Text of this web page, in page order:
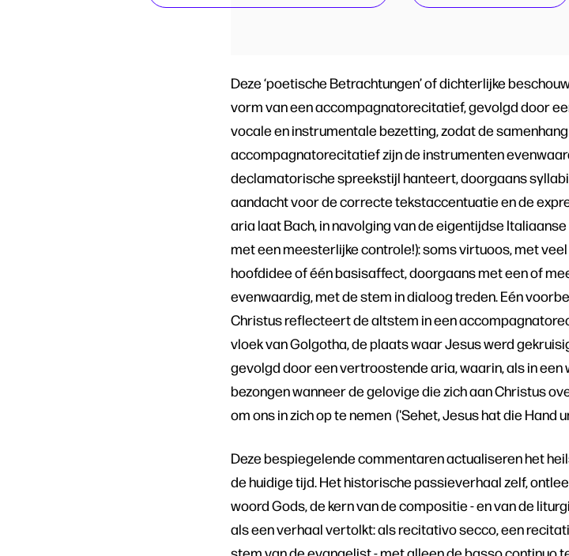
Deze ‘poetische Betrachtungen’ of dichterlijke
vorm van een accompagnatorecitatief, gevolgd door
vocale en instrumentale bezetting, zodat de
accompagnatorecitatief zijn de instrumenten
declamatorische spreekstijl hanteert, doorgaans
aandacht voor de correcte tekstaccentuatie en de
aria laat Bach, in navolging van de eigentijdse
met een meesterlijke controle!): soms virtuoos, met
hoofdidee of één basisaffect, doorgaans met een of
evenwaardig, met de stem in dialoog treden. Eén
Christus reflecteert de altstem in een
vloek van Golgotha, de plaats waar Jesus werd
gevolgd door een vertroostende aria, waarin, als in
bezongen wanneer de gelovige die zich aan Christus
om ons in zich op te nemen ('Sehet, Jesus hat die Hand
Deze bespiegelende commentaren actualiseren het
de huidige tijd. Het historische passieverhaal zelf,
woord Gods, de kern van de compositie - en van de
als een verhaal vertolkt: als recitativo secco, een